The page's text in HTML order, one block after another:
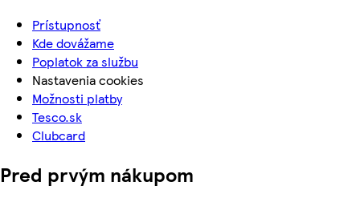
Prístupnosť
Kde dovážame
Poplatok za službu
Nastavenia cookies
Možnosti platby
Tesco.sk
Clubcard
Pred prvým nákupom